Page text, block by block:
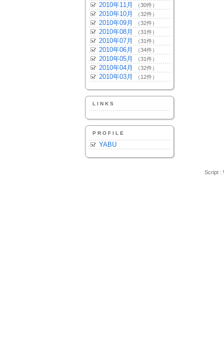
2010年11月 （30件）
2010年10月 （32件）
2010年09月 （32件）
2010年08月 （31件）
2010年07月 （31件）
2010年06月 （34件）
2010年05月 （31件）
2010年04月 （32件）
2010年03月 （12件）
LINKS
PROFILE
YABU
Script :